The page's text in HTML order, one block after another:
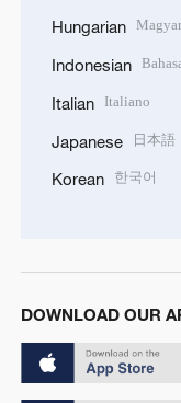
Hungarian Magyar
Indonesian
Italian Italiano
Japanese 日本語
Korean 한국어
DOWNLOAD OUR